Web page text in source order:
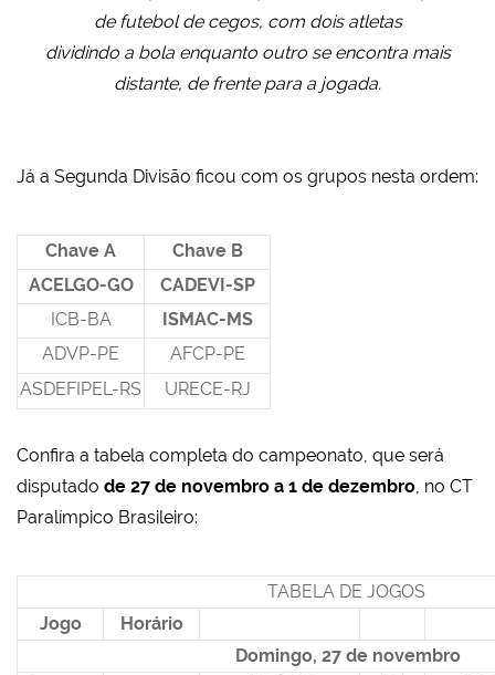
de futebol de cegos, com dois atletas
dividindo a bola enquanto outro se encontra mais
distante, de frente para a jogada.
Já a Segunda Divisão ficou com os grupos nesta ordem:
Chave A
Chave B
ACELGO-GO
CADEVI-SP
ICB-BA
ISMAC-MS
ADVP-PE
AFCP-PE
ASDEFIPEL-RS
URECE-RJ
Confira a tabela completa do campeonato, que será
disputado de 27 de novembro a 1 de dezembro, no CT
Paralímpico Brasileiro:
TABELA DE JOGOS
Jogo
Horário
Domingo, 27 de novembro